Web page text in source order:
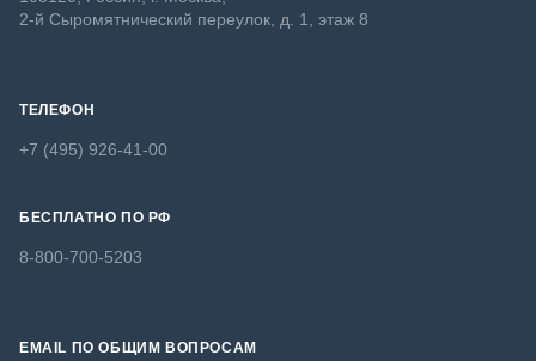
2-й Сыромятнический переулок, д. 1, этаж 8
ТЕЛЕФОН
+7 (495) 926-41-00
БЕСПЛАТНО ПО РФ
8-800-700-5203
EMAIL ПО ОБЩИМ ВОПРОСАМ